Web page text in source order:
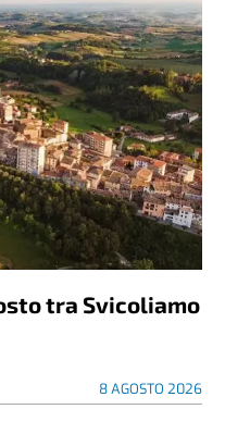
tra Svicoliamo
8 AGOSTO 2026